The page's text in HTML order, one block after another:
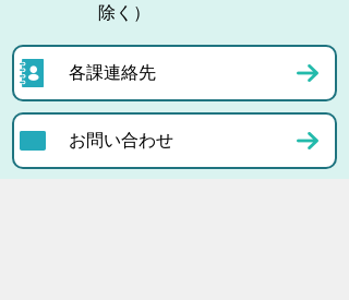
除く）
各課連絡先
お問い合わせ